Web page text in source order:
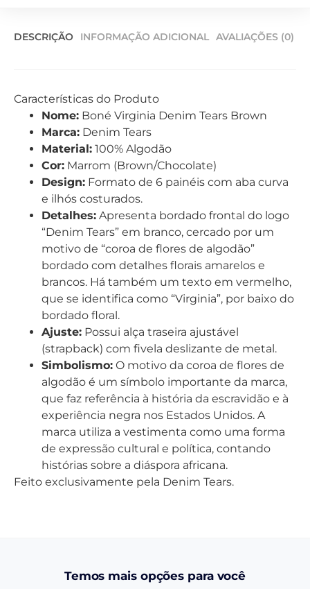
DESCRIÇÃO INFORMAÇÃO ADICIONAL AVALIAÇÕES (0)
Características do Produto
Nome: Boné Virginia Denim Tears Brown
Marca: Denim Tears
Material: 100% Algodão
Cor: Marrom (Brown/Chocolate)
Design: Formato de 6 painéis com aba curva
e ilhós costurados.
Detalhes: Apresenta bordado frontal do logo
“Denim Tears” em branco, cercado por um
motivo de “coroa de flores de algodão”
bordado com detalhes florais amarelos e
brancos. Há também um texto em vermelho,
que se identifica como “Virginia”, por baixo do
bordado floral.
Ajuste: Possui alça traseira ajustável
(strapback) com fivela deslizante de metal.
Simbolismo: O motivo da coroa de flores de
algodão é um símbolo importante da marca,
que faz referência à história da escravidão e à
experiência negra nos Estados Unidos. A
marca utiliza a vestimenta como uma forma
de expressão cultural e política, contando
histórias sobre a diáspora africana.
Feito exclusivamente pela Denim Tears.
Temos mais opções para você